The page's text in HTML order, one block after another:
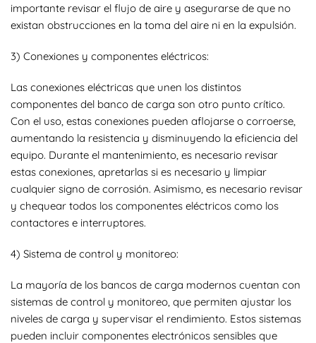
importante revisar el flujo de aire y asegurarse de que no
existan obstrucciones en la toma del aire ni en la expulsión.
3) Conexiones y componentes eléctricos:
Las conexiones eléctricas que unen los distintos
componentes del banco de carga son otro punto crítico.
Con el uso, estas conexiones pueden aflojarse o corroerse,
aumentando la resistencia y disminuyendo la eficiencia del
equipo. Durante el mantenimiento, es necesario revisar
estas conexiones, apretarlas si es necesario y limpiar
cualquier signo de corrosión. Asimismo, es necesario revisar
y chequear todos los componentes eléctricos como los
contactores e interruptores.
4) Sistema de control y monitoreo:
La mayoría de los bancos de carga modernos cuentan con
sistemas de control y monitoreo, que permiten ajustar los
niveles de carga y supervisar el rendimiento. Estos sistemas
pueden incluir componentes electrónicos sensibles que